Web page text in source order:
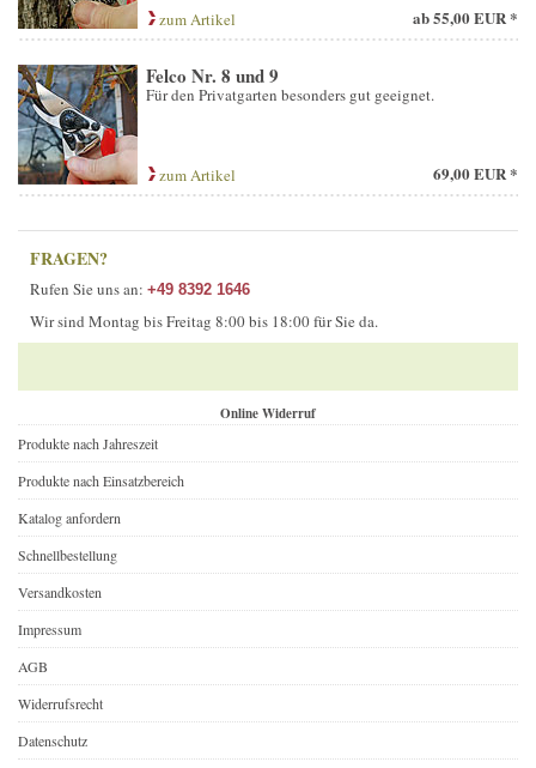
zum Artikel ab55,00 EUR *
Felco Nr. 8 und 9
Für den Privatgarten besonders gut geeignet.
zum Artikel 69,00 EUR *
FRAGEN?
Rufen Sie uns an: +49 8392 1646
Wir sind Montag bis Freitag 8:00 bis 18:00 für Sie da.
Online Widerruf
Produkte nach Jahreszeit
Produkte nach Einsatzbereich
Katalog anfordern
Schnellbestellung
Versandkosten
Impressum
AGB
Widerrufsrecht
Datenschutz